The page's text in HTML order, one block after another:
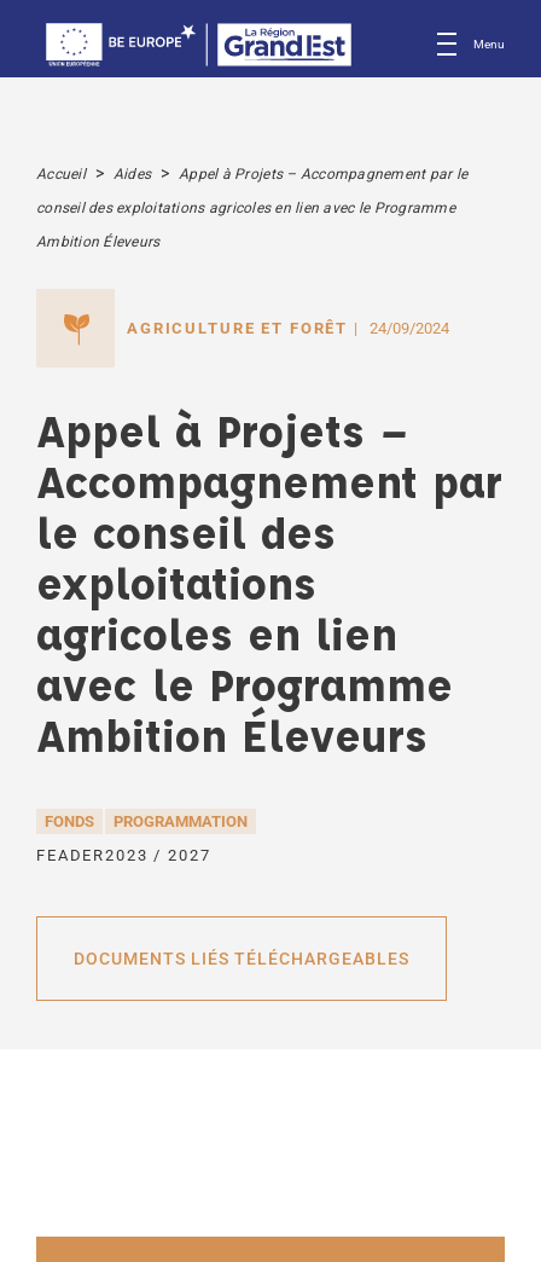
Menu
Accueil > Aides > Appel à Projets – Accompagnement par le
conseil des exploitations agricoles en lien avec le Programme
Ambition Éleveurs
AGRICULTURE ET FORÊT 24/09/2024
Appel à Projets –
Accompagnement par
le conseil des
exploitations
agricoles en lien
avec le Programme
Ambition Éleveurs
FONDS
FEADER
PROGRAMMATION
2023 / 2027
DOCUMENTS LIÉS TÉLÉCHARGEABLES